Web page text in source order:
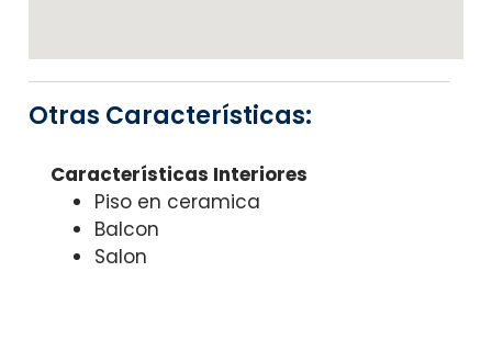
Otras Características:
Características Interiores
Piso en ceramica
Balcon
Salon